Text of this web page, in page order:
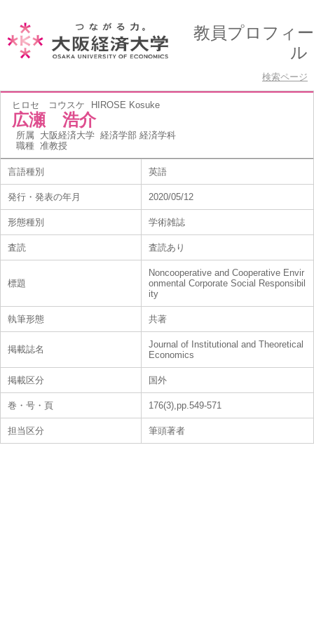
教員プロフィー
ル
検索ページ
ヒロセ コウスケ HIROSE Kosuke
広瀬 浩介
所属 大阪経済大学 経済学部 経済学科
職種 准教授
言語種別 英語
発行・発表の年月 2020/05/12
形態種別 学術雑誌
査読 査読あり
標題
Noncooperative and Cooperative Envir
onmental Corporate Social Responsibil
ity
執筆形態 共著
掲載誌名
Journal of Institutional and Theoretical
Economics
掲載区分 国外
巻・号・頁 176(3),pp.549-571
担当区分 筆頭著者